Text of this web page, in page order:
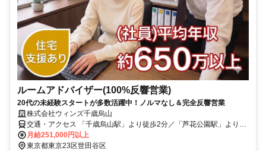
ルームアドバイザー(100%反響営業)
20代の未経験スタートが多数活躍中！ノルマなし＆完全反響営業
株式会社ウィンズ千歳烏山
交通・アクセス 「千歳烏山駅」より徒歩2分／「芦花公園駅」より徒
歩12分／「八幡山駅」より徒歩22分
月給251,000円以上
東京都東京23区世田谷区